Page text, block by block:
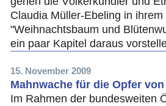
Claudia Müller-Ebeling in
"Weihnachtsbaum und
ein paar Kapitel daraus
15. November 2009
Mahnwache für die Opfer
Im Rahmen der bundesweiten